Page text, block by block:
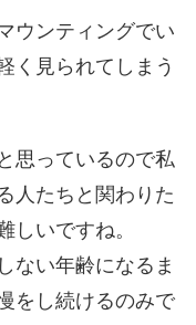
ウンティングでい
く見られてしまう
思っているので私
人たちと関わりた
しいですね。
ない年齢になるま
をし続けるのみで